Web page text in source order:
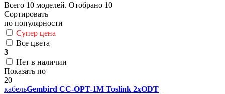
Всего 10 моделей. Отобрано 10
Сортировать
по популярности
Супер цена
Все цвета
3
Нет в наличии
Показать по
20
кабельGembird CC-OPT-1M Toslink 2xODT